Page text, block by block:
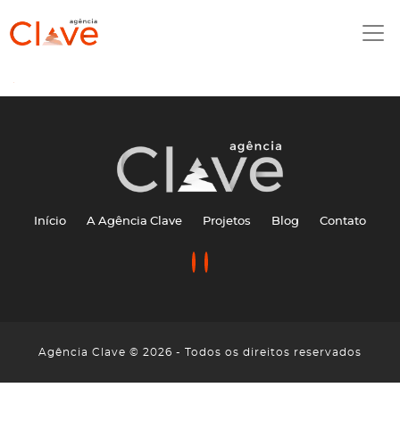
Início A Agência Clave Projetos Blog Contato
Agência Clave © 2026 - Todos os direitos reservados